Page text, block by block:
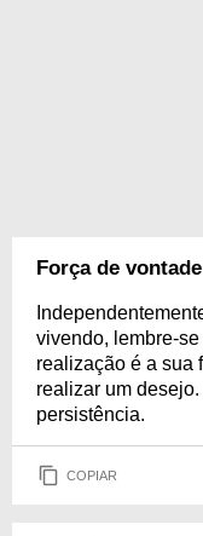
Força de vontade
vivendo, lembre-
realização é a sua
realizar um
persistência.
COPIAR